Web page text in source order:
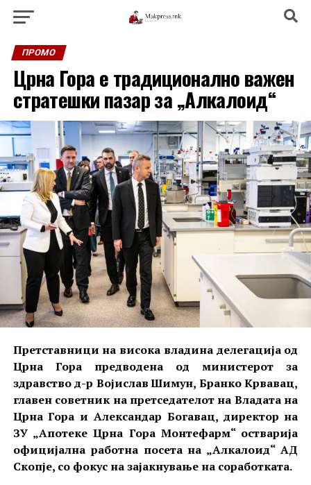
ПРОМО
Црна Гора e традиционално важен
стратешки пазар за „Алкалоид“
Претставници на висока владина делегација од
Црна Гора предводена од министерот за
здравство д-р Војислав Шимун, Бранко Крвавац,
главен советник на претседателот на Владата на
Црна Гора и Александар Богавац, директор на
ЗУ „Апотеке Црна Гора Монтефарм“ остварија
официјална работна посета на „Алкалоид“ АД
Скопје, со фокус на зајакнување на соработката.